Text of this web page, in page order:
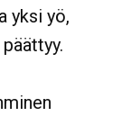
yksi yö,